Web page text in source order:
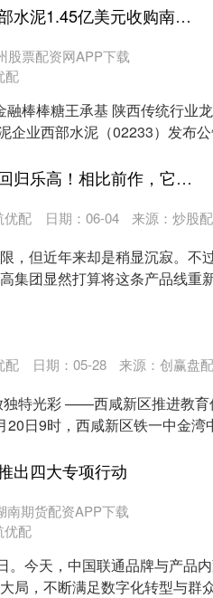
牛鑫所 出海诱惑有多大？西部水泥1.45亿美元收购南非“老字号”
股票配资网APP下载
配
棒棒糖王承基 陕西传统行业
企业西部水泥（02233）发布
优选策略 重装战车十年之后回归乐高！相比前作，它变了什么？
日期：06-04 来源：炒股
优配
，但近年来却是稍显沉寂。不
团显然打算将这条产品线重
日期：05-28 来源：创赢盘
配
独特光彩 ——西咸新区推进教育
日9时，西咸新区铁一中金湾
出四大专项行动
南期货配资APP下载
优配
。今天，中国联通品牌与产品
局，不断满足数字化转型与群